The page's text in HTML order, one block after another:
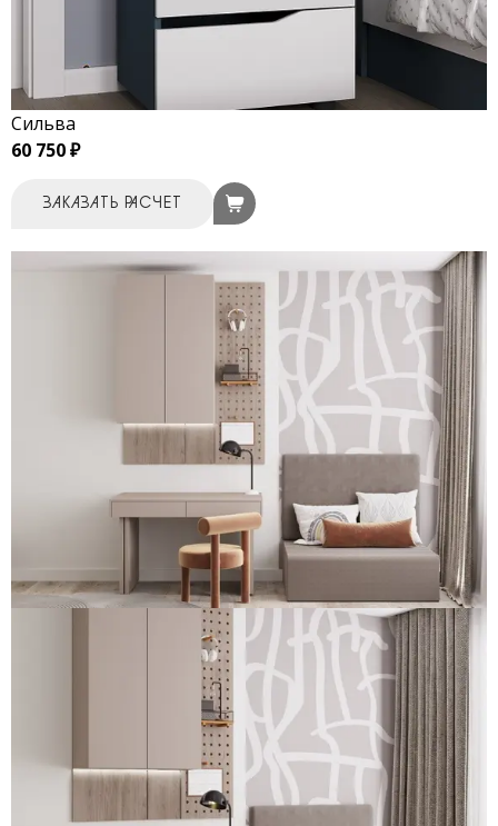
Сильва
60 750 ₽
ЗАКАЗАТЬ РАСЧЕТ